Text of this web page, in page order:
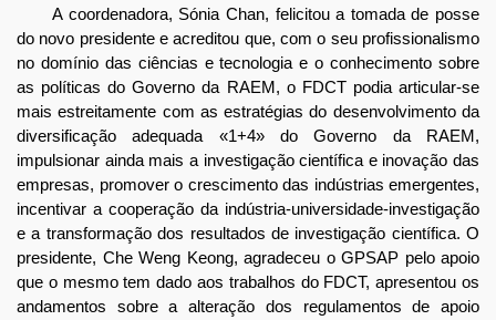
A coordenadora, Sónia Chan, felicitou a tomada de posse
do novo presidente e acreditou que, com o seu profissionalismo
no domínio das ciências e tecnologia e o conhecimento sobre
as políticas do Governo da RAEM, o FDCT podia articular-se
mais estreitamente com as estratégias do desenvolvimento da
diversificação adequada «1+4» do Governo da RAEM,
impulsionar ainda mais a investigação científica e inovação das
empresas, promover o crescimento das indústrias emergentes,
incentivar a cooperação da indústria-universidade-investigação
e a transformação dos resultados de investigação científica. O
presidente, Che Weng Keong, agradeceu o GPSAP pelo apoio
que o mesmo tem dado aos trabalhos do FDCT, apresentou os
andamentos sobre a alteração dos regulamentos de apoio